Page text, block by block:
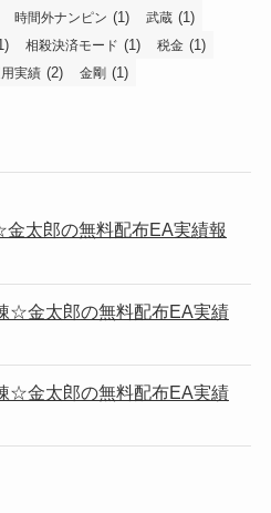
時間外ナンピン (1) 武蔵 (1)
相殺決済モード (1) 税金 (1)
実績 (2) 金剛 (1)
太郎の無料配布EA実績報
☆金太郎の無料配布EA実績
☆金太郎の無料配布EA実績